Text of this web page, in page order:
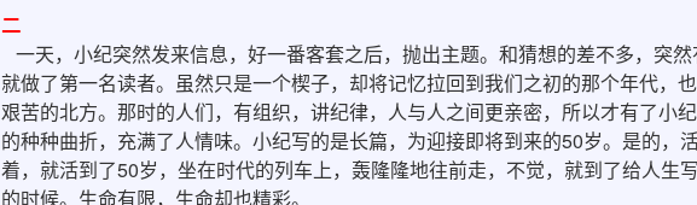
二
一天，小纪突然发来信息，好一番客套之后，抛出主题。和猜想的差不多，突然
就做了第一名读者。虽然只是一个楔子，却将记忆拉回到我们之初的那个年代，
艰苦的北方。那时的人们，有组织，讲纪律，人与人之间更亲密，所以才有了小
的种种曲折，充满了人情味。小纪写的是长篇，为迎接即将到来的50岁。是的，
着，就活到了50岁，坐在时代的列车上，轰隆隆地往前走，不觉，就到了给人生
的时候。生命有限，生命却也精彩。